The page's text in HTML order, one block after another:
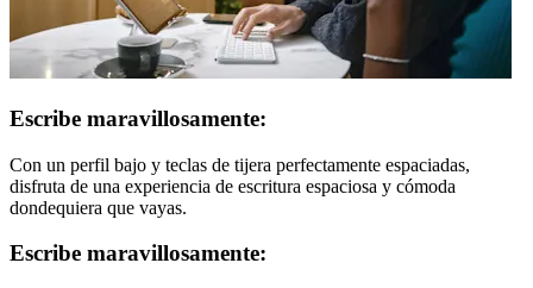
Escribe maravillosamente:
Con un perfil bajo y teclas de tijera perfectamente espaciadas,
disfruta de una experiencia de escritura espaciosa y cómoda
dondequiera que vayas.
Escribe maravillosamente: